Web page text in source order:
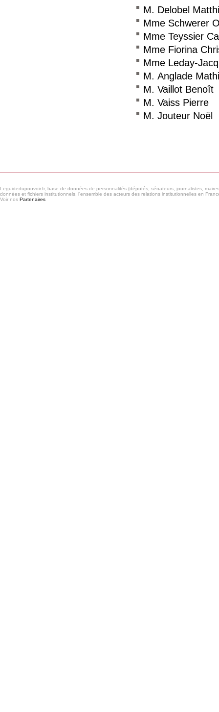
M. Delobel
Mme Schwerer
Mme Teyssier
Mme Fiorina
Mme Leday-
M. Anglade
M. Vaillot Benoît
M. Vaiss Pierre
M. Jouteur Noël
Leguidedupouvoir.fr, base de données de personnalités (députés, sénateurs, journalistes,
données et fichiers institutionnels, l'ensemble des acteurs des relations institutionnelles en
Voir nos Partenaires